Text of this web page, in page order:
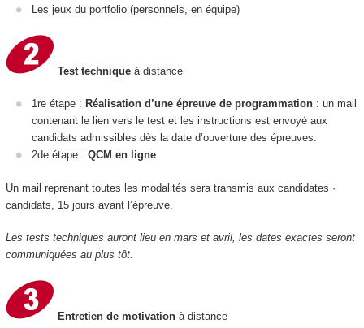
Les jeux du portfolio (personnels, en équipe)
Test technique à distance
1re étape : Réalisation d’une épreuve de programmation : un mail
contenant le lien vers le test et les instructions est envoyé aux
candidats admissibles dès la date d’ouverture des épreuves.
2de étape : QCM en ligne
Un mail reprenant toutes les modalités sera transmis aux candidates ·
candidats, 15 jours avant l’épreuve.
Les tests techniques auront lieu en mars et avril, les dates exactes seront
communiquées au plus tôt.
Entretien de motivationà distance